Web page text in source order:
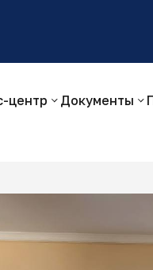
центр Документы